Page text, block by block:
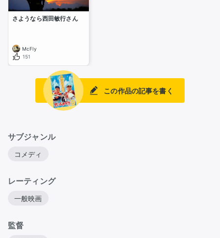
さようなら西田敏行さん
McFly
151
この作品の記事を書く
サブジャンル
コメディ
レーティング
一般映画
監督